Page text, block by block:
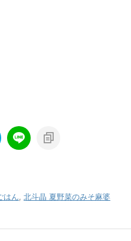
はん 北斗晶 夏野菜のみそ麻婆